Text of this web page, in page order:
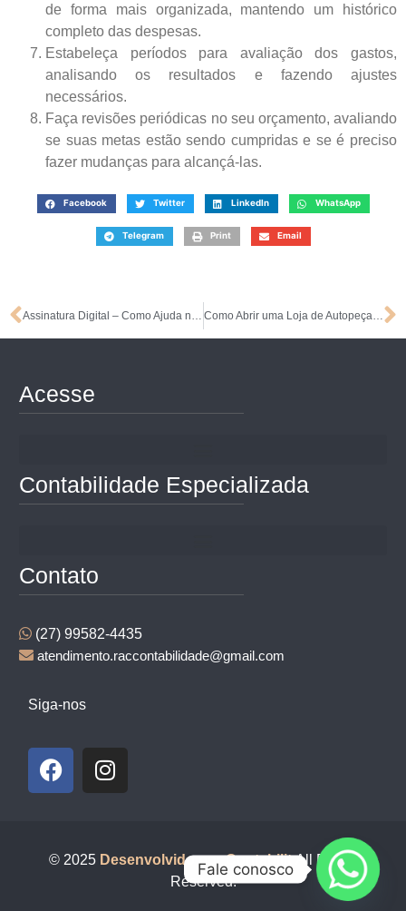
de forma mais organizada, mantendo um histórico
completo das despesas.
Estabeleça períodos para avaliação dos gastos,
analisando os resultados e fazendo ajustes
necessários.
Faça revisões periódicas no seu orçamento, avaliando
se suas metas estão sendo cumpridas e se é preciso
fazer mudanças para alcançá-las.
Facebook Twitter LinkedIn WhatsApp
Telegram Print Email
Assinatura Digital – Como Ajuda na Abertura da Empresa? Como Abrir uma Loja de Autopeças Usadas
Acesse
Contabilidade Especializada
Contato
(27) 99582-4435
atendimento.raccontabilidade@gmail.com
Siga-nos
© 2025 Desenvolvido por ContabilitAll Rights
Reserved.
Fale conosco